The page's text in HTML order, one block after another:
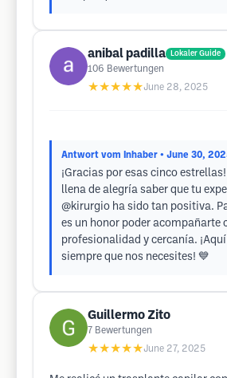
anibal padilla Lokaler Guide
106 Bewertungen
★★★★★June 28, 2025
Antwort vom Inhaber • June 30,
¡Gracias por esas cinco estrellas!
llena de alegría saber que tu
@kirurgio ha sido tan positiva.
es un honor poder acompañarte
profesionalidad y cercanía.
siempre que nos necesites! 💙
Guillermo Zito
7 Bewertungen
★★★★★June 27, 2025